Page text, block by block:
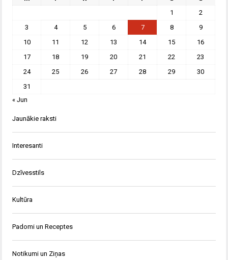
1
2
3
4 5 6 7 8
9
10
11 12 13 14 15
16
17
18 19 20 21 22
23
24
25 26 27 28 29
30
31
« Jun
Jaunākie raksti
Interesanti
Dzīvesstils
Kultūra
Padomi un Receptes
Notikumi un Ziņas